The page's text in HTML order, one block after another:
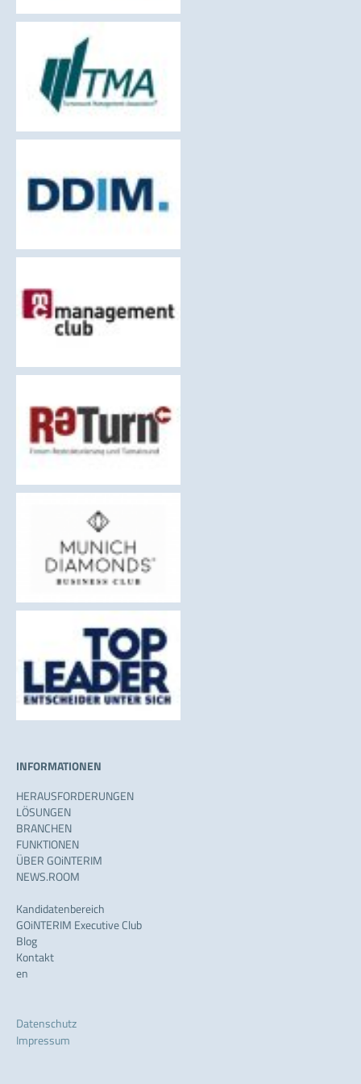
INFORMATIONEN
HERAUSFORDERUNGEN
LÖSUNGEN
BRANCHEN
FUNKTIONEN
ÜBER GOiNTERIM
NEWS.ROOM
Kandidatenbereich
GOiNTERIM Executive Club
Blog
Kontakt
en
Datenschutz
Impressum